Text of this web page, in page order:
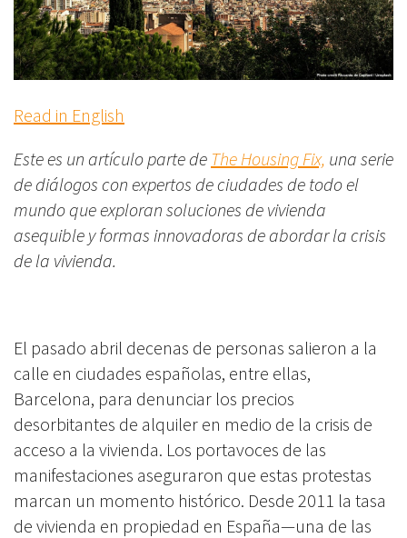
Read in English
Este es un artículo parte de The Housing Fix, una serie
de diálogos con expertos de ciudades de todo el
mundo que exploran soluciones de vivienda
asequible y formas innovadoras de abordar la crisis
de la vivienda.
El pasado abril decenas de personas salieron a la
calle en ciudades españolas, entre ellas,
Barcelona, para denunciar los precios
desorbitantes de alquiler en medio de la crisis de
acceso a la vivienda. Los portavoces de las
manifestaciones aseguraron que estas protestas
marcan un momento histórico. Desde 2011 la tasa
de vivienda en propiedad en España—una de las